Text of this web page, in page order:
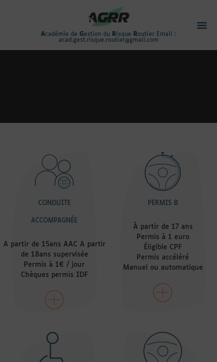
Académie deGestion du Risque Routier Email :
acad.gest.risque.routier@gmail.com
CONDUITE
ACCOMPAGNÉE
A partir de 15ans AAC A partir
de 18ans supervisée
Permis à 1€ / jour
Chèques permis IDF
PERMIS B
À partir de 17 ans
Permis à 1 euro
Éligible CPF
Permis accéléré
Manuel ou automatique